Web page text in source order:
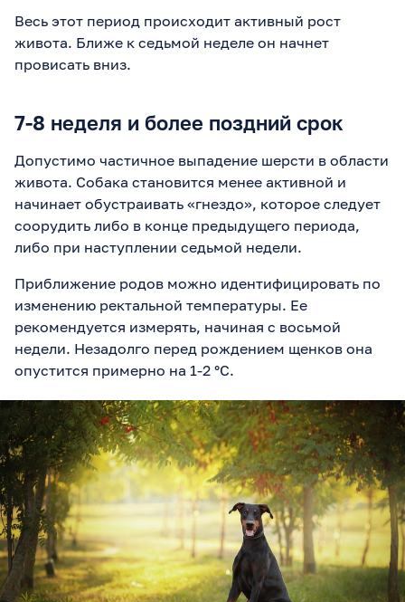
Весь этот период происходит активный рост
живота. Ближе к седьмой неделе он начнет
провисать вниз.
7-8 неделя и более поздний срок
Допустимо частичное выпадение шерсти в области
живота. Собака становится менее активной и
начинает обустраивать «гнездо», которое следует
соорудить либо в конце предыдущего периода,
либо при наступлении седьмой недели.
Приближение родов можно идентифицировать по
изменению ректальной температуры. Ее
рекомендуется измерять, начиная с восьмой
недели. Незадолго перед рождением щенков она
опустится примерно на 1-2 °С.